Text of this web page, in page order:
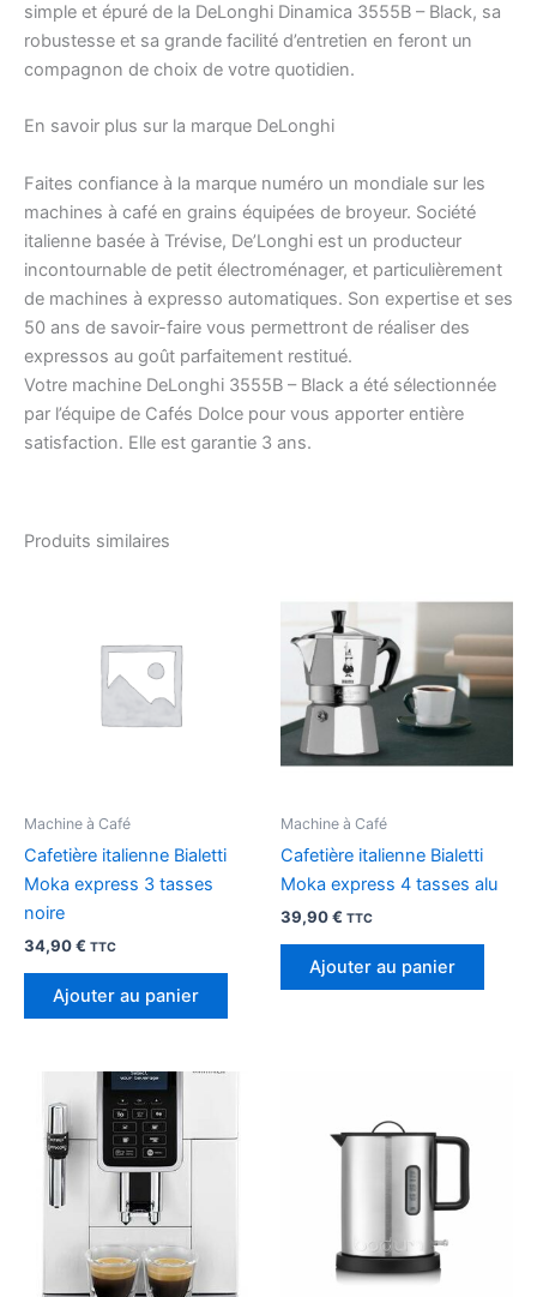
simple et épuré de la DeLonghi Dinamica 3555B – Black, sa
robustesse et sa grande facilité d’entretien en feront un
compagnon de choix de votre quotidien.
En savoir plus sur la marque DeLonghi
Faites confiance à la marque numéro un mondiale sur les
machines à café en grains équipées de broyeur. Société
italienne basée à Trévise, De’Longhi est un producteur
incontournable de petit électroménager, et particulièrement
de machines à expresso automatiques. Son expertise et ses
50 ans de savoir-faire vous permettront de réaliser des
expressos au goût parfaitement restitué.
Votre machine DeLonghi 3555B – Black a été sélectionnée
par l’équipe de Cafés Dolce pour vous apporter entière
satisfaction. Elle est garantie 3 ans.
Produits similaires
Machine à Café
Cafetière italienne Bialetti
Moka express 3 tasses
noire
34,90€ TTC
Ajouter au panier
Machine à Café
Cafetière italienne Bialetti
Moka express 4 tasses alu
39,90€ TTC
Ajouter au panier